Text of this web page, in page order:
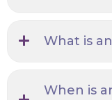
What is
When is